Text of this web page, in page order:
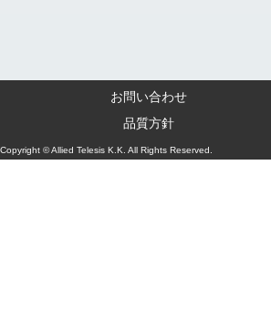
お問い合わせ
品質方針
Copyright © Allied Telesis K.K. All Rights Reserved.